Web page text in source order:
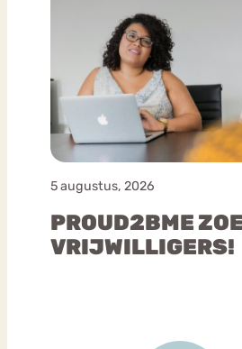
5 augustus, 2026
PROUD2BME
VRIJWILLIGERS!